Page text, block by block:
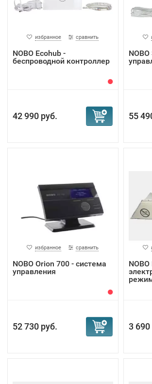
избранное сравнить
NOBO Ecohub -
беспроводной контроллер
42 990 руб. 55
избранное сравнить
NOBO Orion 700 - система
управления
52 730 руб.
NOBO
3 690